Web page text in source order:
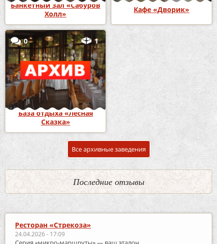
Банкетный зал «Сабуров
Холл»
Кафе «Дворик»
0 1
База отдыха «Лесная
Сказка»
Все архивные заведения
Последние отзывы
Ресторан «Стрекоза»
24.04.2026 - 17:09